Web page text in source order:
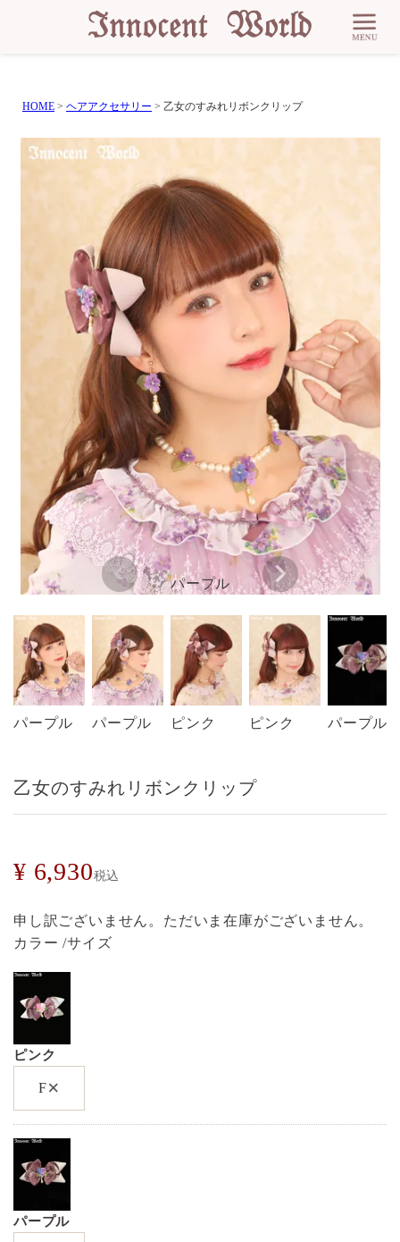
HOME ヘアアクセサリー 乙女のすみれリボンクリップ
パープル
パープル パープル ピンク ピンク パープル
乙女のすみれリボンクリップ
¥ 6,930税込
申し訳ございません。ただいま在庫がございません。
カラー
サイズ
ピンク
F×
パープル